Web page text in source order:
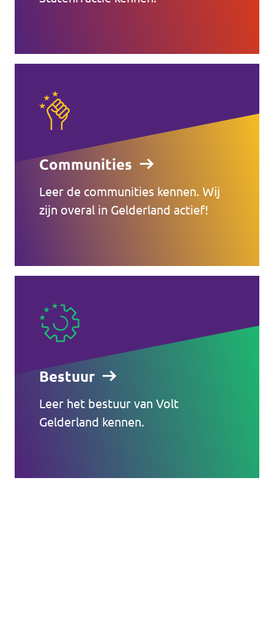
Communities
Leer de communities kennen. Wij
zijn overal in Gelderland actief!
Bestuur
Leer het bestuur van Volt
Gelderland kennen.